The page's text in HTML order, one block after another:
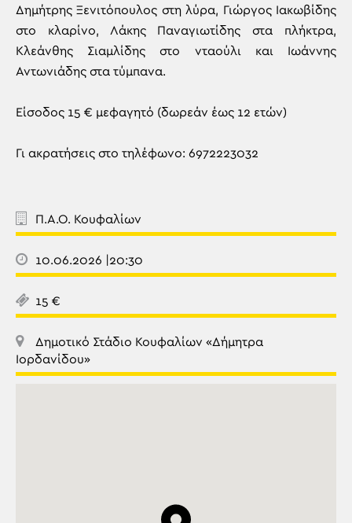
Δημήτρης Ξενιτόπουλος στη λύρα, Γιώργος Ιακωβίδης
στο κλαρίνο, Λάκης Παναγιωτίδης στα πλήκτρα,
Κλεάνθης Σιαμλίδης στο νταούλι και Ιωάννης
Αντωνιάδης στα τύμπανα.
Είσοδος 15 € μεφαγητό (δωρεάν έως 12 ετών)
Γι ακρατήσεις στο τηλέφωνο: 6972223032
Π.Α.Ο. Κουφαλίων
10.06.2026 |20:30
15 €
Δημοτικό Στάδιο Κουφαλίων «Δήμητρα
Ιορδανίδου»